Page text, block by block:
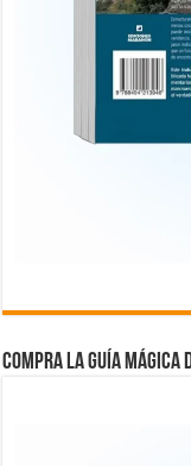
COMPRA LA GUÍA MÁGICA